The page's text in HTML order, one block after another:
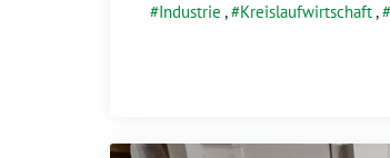
Industrie , Kreislaufwirtschaft,